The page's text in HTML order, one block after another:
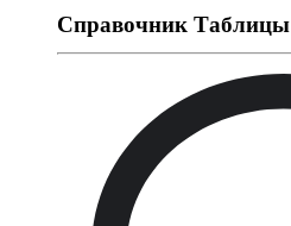
Справочник Таблицы